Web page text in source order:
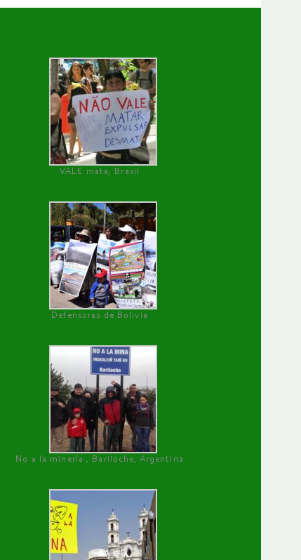
VALE mata, Brasil
Defensoras de Bolivia
No a la minería , Bariloche, Argentina